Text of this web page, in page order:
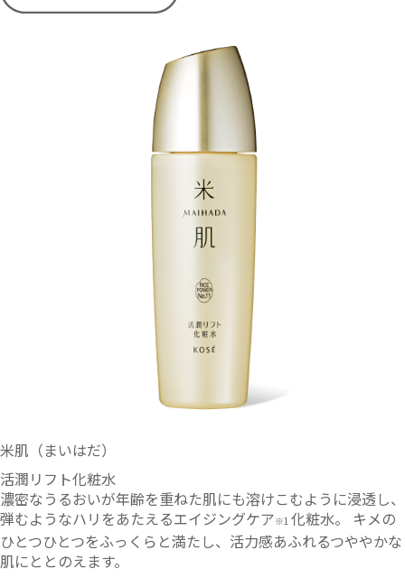
米肌（まいはだ）
活潤リフト化粧水
濃密なうるおいが年齢を重ねた肌にも溶けこむように浸透し、
弾むようなハリをあたえるエイジングケア※1 化粧水。 キメの
ひとつひとつをふっくらと満たし、活力感あふれるつややかな
肌にととのえます。